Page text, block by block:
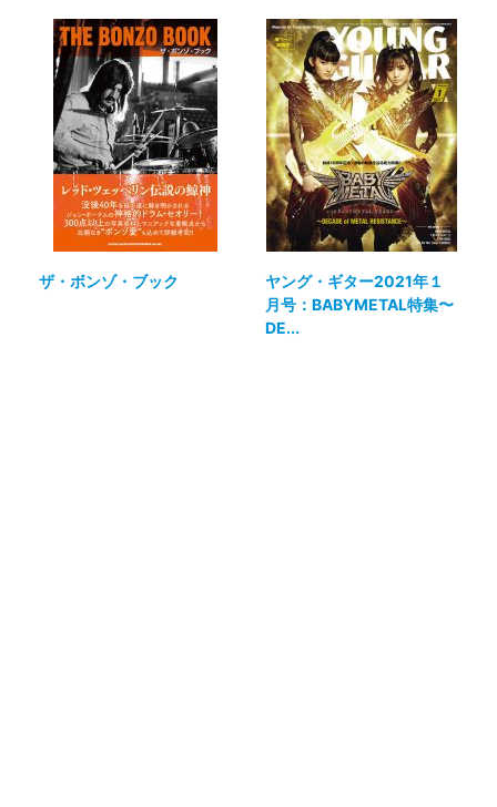
ザ・ボンゾ・ブック
ヤング・ギター2021年１
月号：BABYMETAL特集〜
DE...